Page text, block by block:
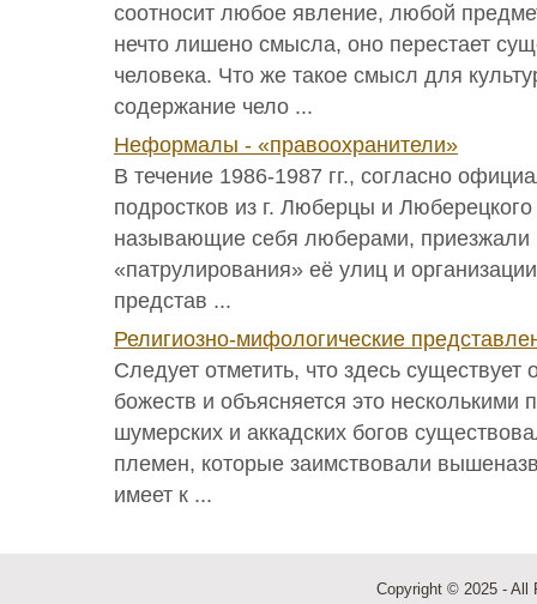
соотносит любое явление, любой
нечто лишено смысла, оно перестает
человека. Что же такое смысл для
содержание чело ...
Неформалы - «правоохранители»
В течение 1986-1987 гг., согласно
подростков из г. Люберцы и
называющие себя люберами, приезжали
«патрулирования» её улиц и
представ ...
Религиозно-мифологические
Следует отметить, что здесь существует
божеств и объясняется это
шумерских и аккадских богов
племен, которые заимствовали
имеет к ...
Copyright © 2025 - All